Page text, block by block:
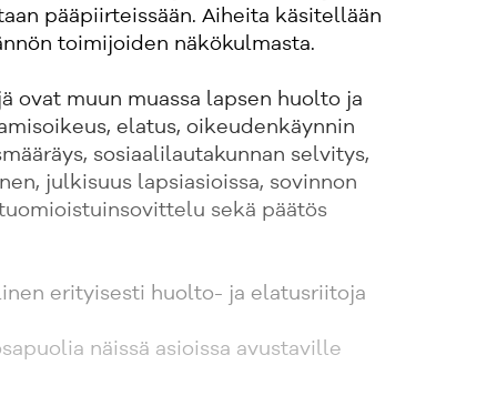
pääpiirteissään. Aiheita käsitellään
toimijoiden näkökulmasta.
ovat muun muassa lapsen huolto ja
elatus, oikeudenkäynnin
sosiaalilautakunnan selvitys,
julkisuus lapsiasioissa, sovinnon
sekä päätös
erityisesti huolto- ja elatusriitoja
näissä asioissa avustaville